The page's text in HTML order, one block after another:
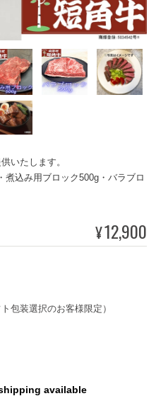
いたします。
煮込み用ブロック500g・バラブロ
¥12,900
包装選択のお客様限定）
available